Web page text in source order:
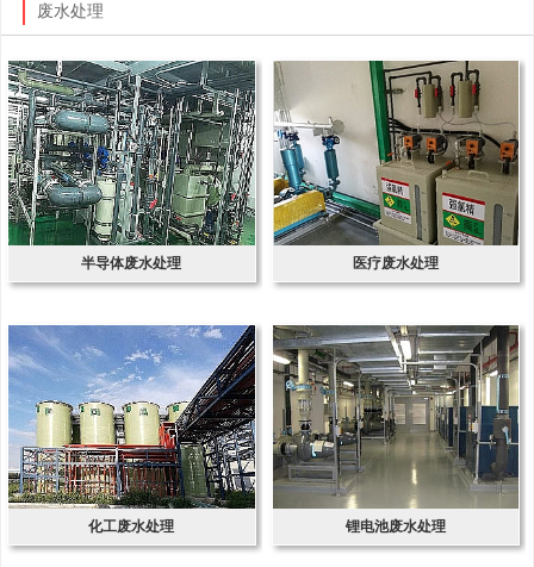
废水处理
半导体废水处理 医疗废水处理
化工废水处理 锂电池废水处理